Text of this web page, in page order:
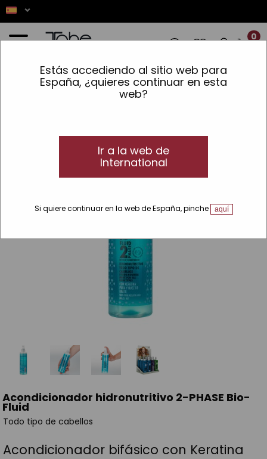
Estás accediendo al sitio web para
España, ¿quieres continuar en esta
web?
Ir a la web de
International
Si quiere continuar en la web de España, pinche aquí
0
✨ LOS PEDIDOS REALIZADOS
Acondicionadores sin aclarado
Acondicionador hidronutritivo 2-PHASE Bio-
Fluid
Todo tipo de cabellos
Acondicionador bifásico con Keratina